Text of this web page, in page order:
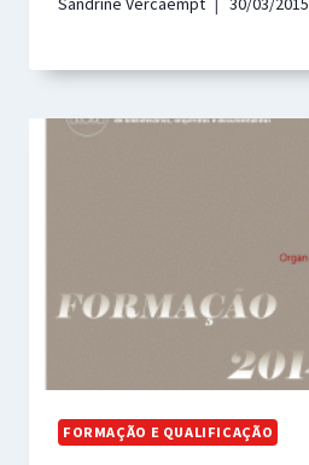
FORMAÇÃO E QUALIFICAÇÃO